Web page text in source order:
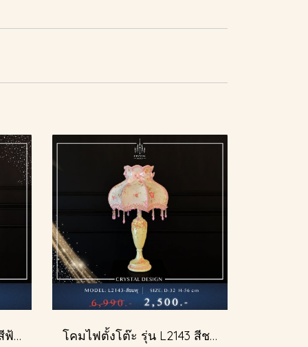
โคมไฟตั้งโต๊ะ รุ่น L2116 สีฟ้าครีม (ตั้งโต๊ะ) โคมไฟตั้งโต๊ะ รุ่น L2143 สีชมพู (ตั้งโต๊ะ)